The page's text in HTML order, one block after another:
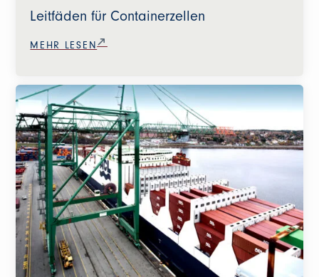
Leitfäden für Containerzellen
MEHR LESEN